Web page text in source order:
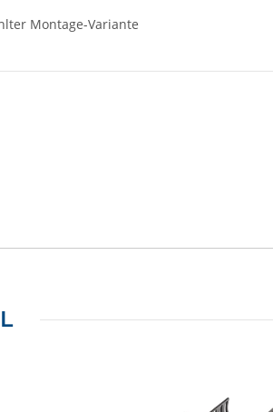
Montage-Variante